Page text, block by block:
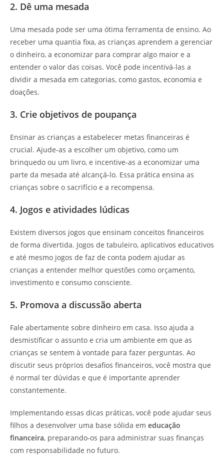
2. Dê uma mesada
Uma mesada pode ser uma ótima ferramenta de ensino. Ao
receber uma quantia fixa, as crianças aprendem a gerenciar
o dinheiro, a economizar para comprar algo maior e a
entender o valor das coisas. Você pode incentivá-las a
dividir a mesada em categorias, como gastos, economia e
doações.
3. Crie objetivos de poupança
Ensinar as crianças a estabelecer metas financeiras é
crucial. Ajude-as a escolher um objetivo, como um
brinquedo ou um livro, e incentive-as a economizar uma
parte da mesada até alcançá-lo. Essa prática ensina as
crianças sobre o sacrifício e a recompensa.
4. Jogos e atividades lúdicas
Existem diversos jogos que ensinam conceitos financeiros
de forma divertida. Jogos de tabuleiro, aplicativos educativos
e até mesmo jogos de faz de conta podem ajudar as
crianças a entender melhor questões como orçamento,
investimento e consumo consciente.
5. Promova a discussão aberta
Fale abertamente sobre dinheiro em casa. Isso ajuda a
desmistificar o assunto e cria um ambiente em que as
crianças se sentem à vontade para fazer perguntas. Ao
discutir seus próprios desafios financeiros, você mostra que
é normal ter dúvidas e que é importante aprender
constantemente.
Implementando essas dicas práticas, você pode ajudar seus
filhos a desenvolver uma base sólida em educação
financeira, preparando-os para administrar suas finanças
com responsabilidade no futuro.